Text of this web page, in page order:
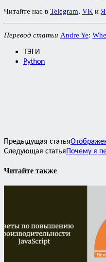
Читайте нас в Telegram, VK и
Перевод статьи Andre Ye:
ТЭГИ
Python
Предыдущая статья
Следующая статья Почему я
Читайте также